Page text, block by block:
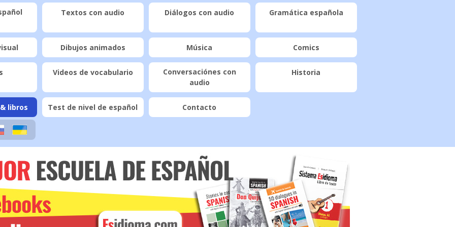
Textos con audio Diálogos con audio Gramática española
Dibujos animados Música Comics
Videos de vocabulario
Conversaciónes con
audio
Historia
libros Test de nivel de español Contacto